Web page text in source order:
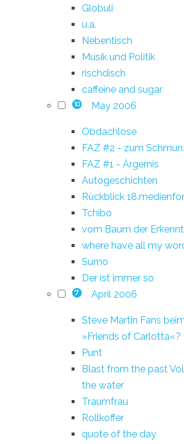
Globuli
u.a.
Nebentisch
Musik und Politik
rischdisch
caffeine and sugar
10 May 2006
Obdachlose
FAZ #2 - zum
FAZ #1 - Ärgernis
Autogeschichten
Rückblick
Tchibo
vom Baum der
where have all my
Sumo
Der ist immer so
7 April 2006
Steve Martin Fans
»Friends of Carlotta«?
Punt
Blast from the past
the water
Traumfrau
Rollkoffer
quote of the day